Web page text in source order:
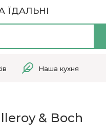
ЇДАЛЬНІ
Наша кухня
& Boch